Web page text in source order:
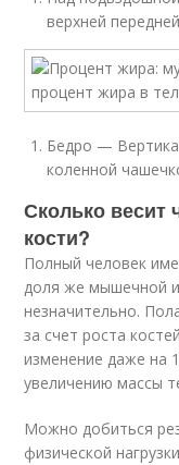
верхней
Бедро —
коленной
Сколько весит
кости?
Полный человек
доля же мышечной и
незначительно.
за счет роста
изменение даже на
увеличению массы
Можно добиться
физической